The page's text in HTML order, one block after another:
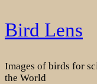
Skip
to
Bird Lens
Images of birds for
the World